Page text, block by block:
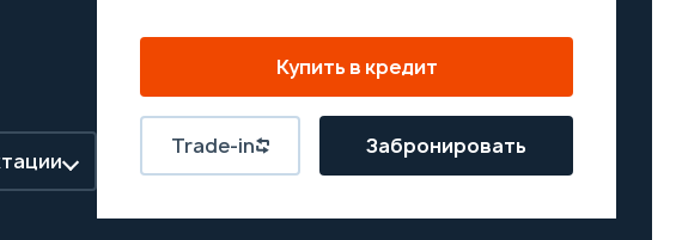
Купить в кредит
Trade-in Забронировать